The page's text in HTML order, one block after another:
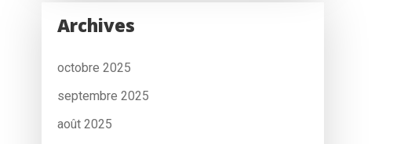
Archives
octobre 2025
septembre 2025
août 2025